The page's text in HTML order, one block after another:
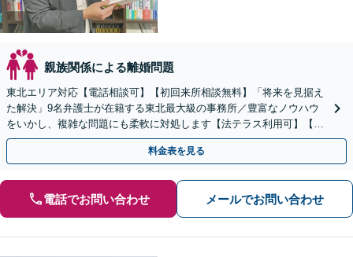
親族関係による離婚問題
東北エリア対応【電話相談可】【初回来所相談無料】「将来を見据え
た解決」9名弁護士が在籍する東北最大級の事務所／豊富なノウハウ
をいかし、複雑な問題にも柔軟に対処します【法テラス利用可】【秘
密厳守】
料金表を見る
電話でお問い合わせ メールでお問い合わせ